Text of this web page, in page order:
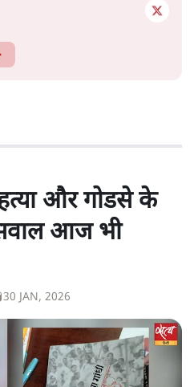
और गोडसे के
सवाल आज भी
30 JAN, 2026